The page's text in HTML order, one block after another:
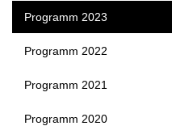
Programm 2023
Programm 2022
Programm 2021
Programm 2020